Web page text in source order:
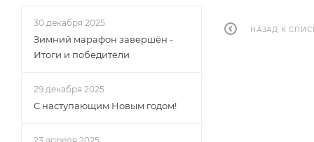
НАЗАД К
30 декабря 2025
Зимний марафон завершён -
Итоги и победители
29 декабря 2025
С наступающим Новым годом!